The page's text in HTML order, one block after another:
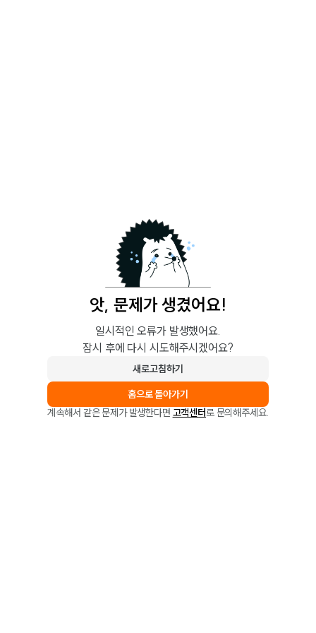
앗, 문제가 생겼어요!
일시적인 오류가 발생했어요.
잠시 후에 다시 시도해주시겠어요?
새로고침하기
홈으로 돌아가기
계속해서 같은 문제가 발생한다면 고객센터로 문의해주세요.